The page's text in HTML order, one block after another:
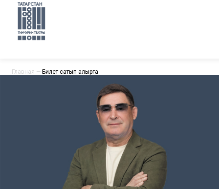
Главная — Билет сатып алырга